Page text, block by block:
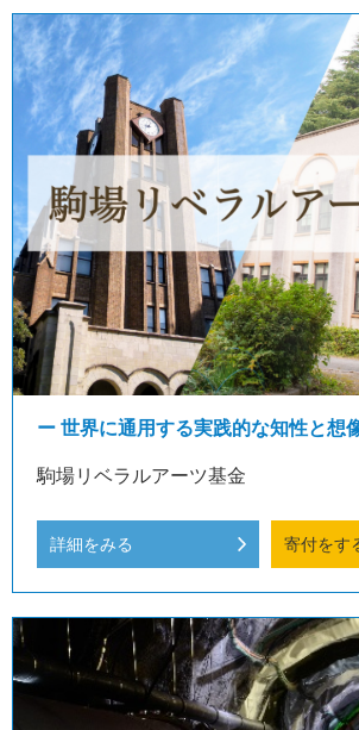
ー 世界に通用する実践的な知性と想
駒場リベラルアーツ基金
詳細をみる 寄付をす